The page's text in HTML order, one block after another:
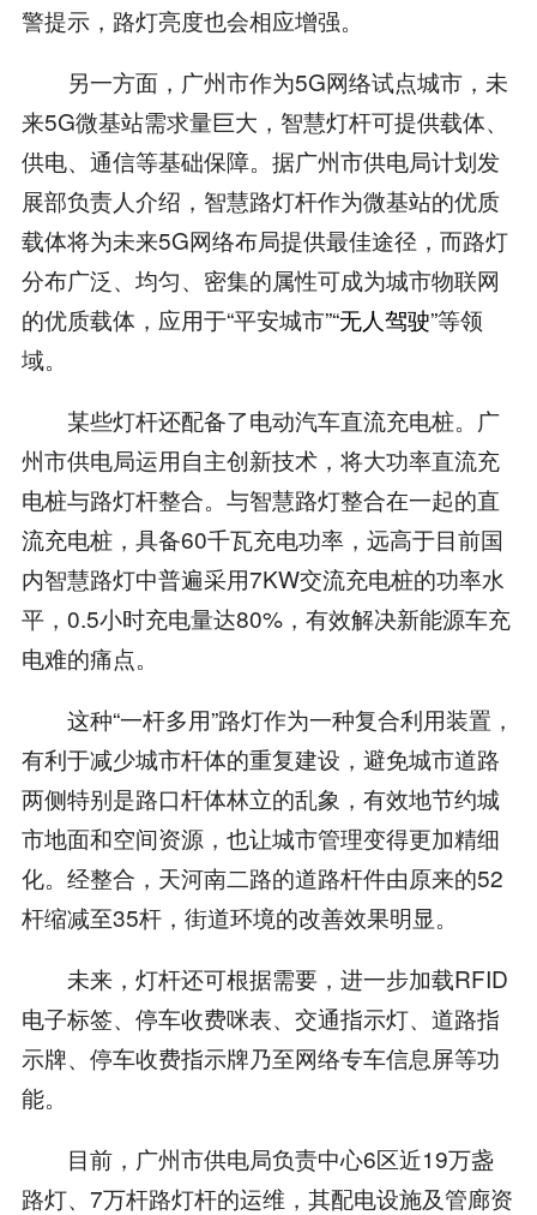
警提示，路灯亮度也会相应增强。
另一方面，广州市作为5G网络试点城市，未
来5G微基站需求量巨大，智慧灯杆可提供载体、
供电、通信等基础保障。据广州市供电局计划发
展部负责人介绍，智慧路灯杆作为微基站的优质
载体将为未来5G网络布局提供最佳途径，而路灯
分布广泛、均匀、密集的属性可成为城市物联网
的优质载体，应用于“平安城市”“无人驾驶”等领
域。
某些灯杆还配备了电动汽车直流充电桩。广
州市供电局运用自主创新技术，将大功率直流充
电桩与路灯杆整合。与智慧路灯整合在一起的直
流充电桩，具备60千瓦充电功率，远高于目前国
内智慧路灯中普遍采用7KW交流充电桩的功率水
平，0.5小时充电量达80%，有效解决新能源车充
电难的痛点。
这种“一杆多用”路灯作为一种复合利用装置，
有利于减少城市杆体的重复建设，避免城市道路
两侧特别是路口杆体林立的乱象，有效地节约城
市地面和空间资源，也让城市管理变得更加精细
化。经整合，天河南二路的道路杆件由原来的52
杆缩减至35杆，街道环境的改善效果明显。
未来，灯杆还可根据需要，进一步加载RFID
电子标签、停车收费咪表、交通指示灯、道路指
示牌、停车收费指示牌乃至网络专车信息屏等功
能。
目前，广州市供电局负责中心6区近19万盏
路灯、7万杆路灯杆的运维，其配电设施及管廊资